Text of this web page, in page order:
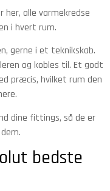
alle varmekredse
i hvert rum.
gerne i et teknikskab.
og kobles til. Et godt
præcis, hvilket rum den
dine fittings, så de er
bedste